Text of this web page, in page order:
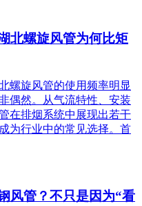
北螺旋风管为何比矩
螺旋风管的使用频率明显
偶然。从气流特性、安装
在排烟系统中展现出若干
为行业中的常见选择。首
风管？不只是因为“看